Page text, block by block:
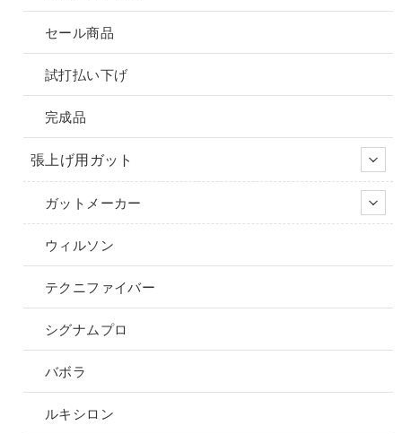
セール商品
試打払い下げ
完成品
張上げ用ガット
ガットメーカー
ウィルソン
テクニファイバー
シグナムプロ
バボラ
ルキシロン